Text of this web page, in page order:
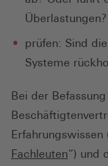
Überlastungen?
prüfen: Sind
Systeme
Bei der
Erfahrungswissen
Fachleuten“) und